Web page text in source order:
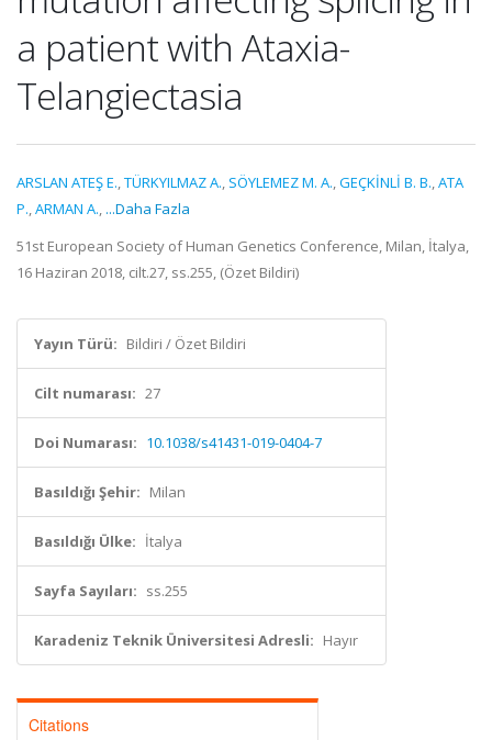
a patient with Ataxia-
Telangiectasia
ARSLAN ATEŞ E.,TÜRKYILMAZ A., SÖYLEMEZ M. A.,GEÇKİNLİ B. B.,ATA
P.,ARMAN A., ...Daha Fazla
51st European Society of Human Genetics Conference, Milan, İtalya,
16 Haziran 2018, cilt.27, ss.255, (Özet Bildiri)
Yayın Türü: Bildiri / Özet Bildiri
Cilt numarası: 27
Doi Numarası: 10.1038/s41431-019-0404-7
Basıldığı Şehir: Milan
Basıldığı Ülke: İtalya
Sayfa Sayıları: ss.255
Karadeniz Teknik Üniversitesi Adresli: Hayır
Citations